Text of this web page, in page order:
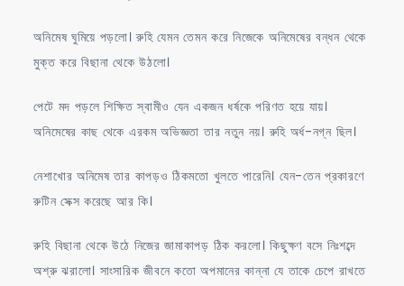
অনিমেষ ঘুমিয়ে পড়লো। রুহি যেমন তেমন করে নিজেকে অনিমেষের বন্ধন থেকে
মুক্ত করে বিছানা থেকে উঠলো।
পেটে মদ পড়লে শিক্ষিত স্বামীও যেন একজন ধর্ষকে পরিণত হয়ে যায়।
অনিমেষের কাছ থেকে এরকম অভিজ্ঞতা তার নতুন নয়। রুহি অর্ধ-নগ্ন ছিল।
নেশাখোর অনিমেষ তার কাপড়ও ঠিকমতো খুলতে পারেনি। যেন-তেন প্রকারণে
রুটিন সেক্স করেছে আর কি।
রুহি বিছানা থেকে উঠে নিজের জামাকাপড় ঠিক করলো। কিছুক্ষণ বসে নিঃশব্দে
অশ্রু ঝরালো। সাংসারিক জীবনে কতো অপমানের কান্না যে তাকে চেপে রাখতে